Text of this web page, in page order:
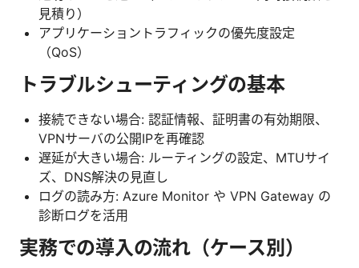
見積り）
アプリケーショントラフィックの優先度設定
（QoS）
トラブルシューティングの基本
接続できない場合: 認証情報、証明書の有効期限、
VPNサーバの公開IPを再確認
遅延が大きい場合: ルーティングの設定、MTUサイ
ズ、DNS解決の見直し
ログの読み方: Azure Monitor や VPN Gateway の
診断ログを活用
実務での導入の流れ（ケース別）